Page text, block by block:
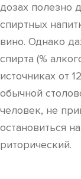
дозах полезно
спиртных
вино. Однако
спирта (%
источниках от
обычной
человек, не
остановиться
риторический.